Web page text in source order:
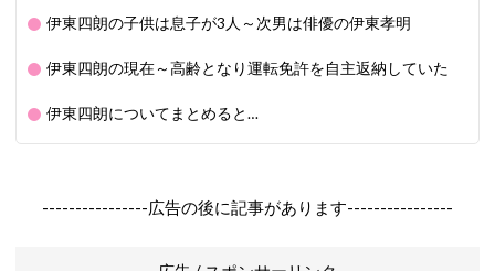
伊東四朗の子供は息子が3人～次男は俳優の伊東孝明
伊東四朗の現在～高齢となり運転免許を自主返納していた
伊東四朗についてまとめると…
----------------広告の後に記事があります----------------